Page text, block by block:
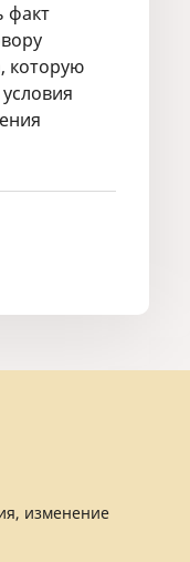
факт
которую
изменение